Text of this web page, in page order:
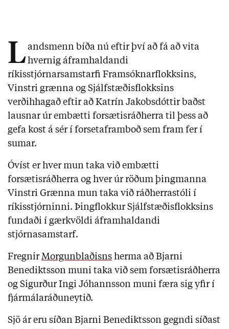
L andsmenn bíða nú eftir því að fá að vita
hvernig áframhaldandi
ríkisstjórnarsamstarfi Framsóknarflokksins,
Vinstri grænna og Sjálfstæðisflokksins
verðihhagað eftir að Katrín Jakobsdóttir baðst
lausnar úr embætti forsætisráðherra til þess að
gefa kost á sér í forsetaframboð sem fram fer í
sumar.
Óvíst er hver mun taka við embætti
forsætisráðherra og hver úr röðum þingmanna
Vinstri Grænna mun taka við ráðherrastóli í
ríkisstjórninni. Þingflokkur Sjálfstæðisflokksins
fundaði í gærkvöldi áframhaldandi
stjórnasamstarf.
FregnirMorgunblaðisns herma að Bjarni
Benediktsson muni taka við sem forsætisráðherra
og Sigurður Ingi Jóhannsson muni færa sig yfir í
fjármálaráðuneytið.
Sjö ár eru síðan Bjarni Benediktsson gegndi síðast